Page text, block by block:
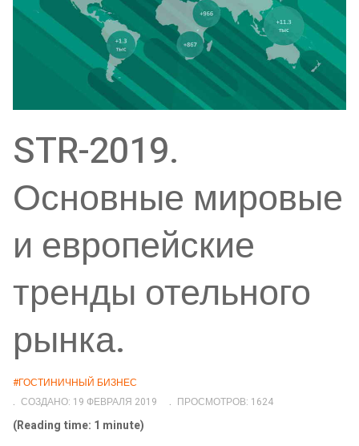
STR-2019.
Основные мировые
и европейские
тренды отельного
рынка.
#ГОСТИНИЧНЫЙ БИЗНЕС
СОЗДАНО: 19 ФЕВРАЛЯ 2019
ПРОСМОТРОВ: 1624
(Reading time: 1 minute)